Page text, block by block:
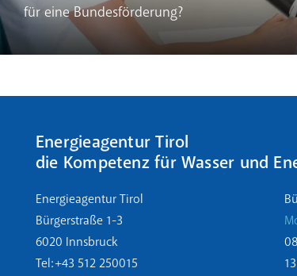
für eine Bundesförderung?
Energieagentur Tirol
die Kompetenz für Wasser und
Energieagentur Tirol
Bürgerstraße 1-3
6020 Innsbruck
Tel: +43 512 250015